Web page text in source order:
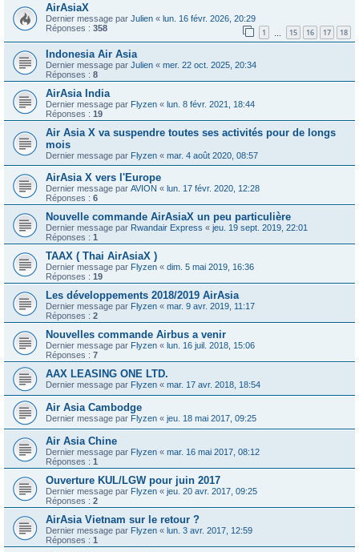
AirAsiaX
Dernier message par Julien « lun. 16 févr. 2026, 20:29
Réponses : 358 1 15 16 17 18
Indonesia Air Asia
Dernier message par Julien « mer. 22 oct. 2025, 20:34
Réponses : 8
AirAsia India
Dernier message par Flyzen « lun. 8 févr. 2021, 18:44
Réponses : 19
Air Asia X va suspendre toutes ses activités pour de longs
mois
Dernier message par Flyzen « mar. 4 août 2020, 08:57
AirAsia X vers l'Europe
Dernier message par AVION « lun. 17 févr. 2020, 12:28
Réponses : 6
Nouvelle commande AirAsiaX un peu particulière
Dernier message par Rwandair Express « jeu. 19 sept. 2019, 22:01
Réponses : 1
TAAX ( Thai AirAsiaX )
Dernier message par Flyzen « dim. 5 mai 2019, 16:36
Réponses : 19
Les développements 2018/2019 AirAsia
Dernier message par Flyzen « mar. 9 avr. 2019, 11:17
Réponses : 2
Nouvelles commande Airbus a venir
Dernier message par Flyzen « lun. 16 juil. 2018, 15:06
Réponses : 7
AAX LEASING ONE LTD.
Dernier message par Flyzen « mar. 17 avr. 2018, 18:54
Air Asia Cambodge
Dernier message par Flyzen « jeu. 18 mai 2017, 09:25
Air Asia Chine
Dernier message par Flyzen « mar. 16 mai 2017, 08:12
Réponses : 1
Ouverture KUL/LGW pour juin 2017
Dernier message par Flyzen « jeu. 20 avr. 2017, 09:25
Réponses : 2
AirAsia Vietnam sur le retour ?
Dernier message par Flyzen « lun. 3 avr. 2017, 12:59
Réponses : 1